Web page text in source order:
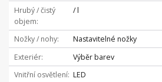
Hrubý / čistý
objem
/ l
Nožky / nohy
Nastavitelné nožky
Exteriér
Výběr barev
Vnitřní osvětlení LED